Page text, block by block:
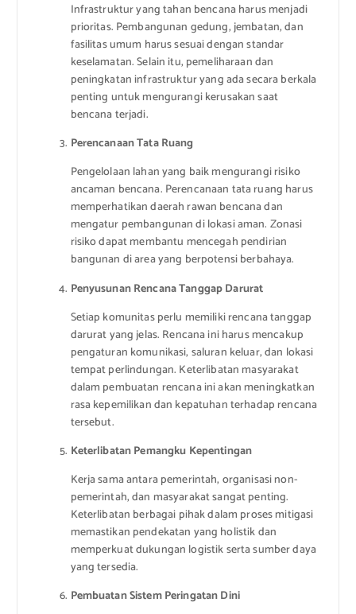
Infrastruktur yang tahan bencana harus menjadi
prioritas. Pembangunan gedung, jembatan, dan
fasilitas umum harus sesuai dengan standar
keselamatan. Selain itu, pemeliharaan dan
peningkatan infrastruktur yang ada secara berkala
penting untuk mengurangi kerusakan saat
bencana terjadi.
Perencanaan Tata Ruang
Pengelolaan lahan yang baik mengurangi risiko
ancaman bencana. Perencanaan tata ruang harus
memperhatikan daerah rawan bencana dan
mengatur pembangunan di lokasi aman. Zonasi
risiko dapat membantu mencegah pendirian
bangunan di area yang berpotensi berbahaya.
Penyusunan Rencana Tanggap Darurat
Setiap komunitas perlu memiliki rencana tanggap
darurat yang jelas. Rencana ini harus mencakup
pengaturan komunikasi, saluran keluar, dan lokasi
tempat perlindungan. Keterlibatan masyarakat
dalam pembuatan rencana ini akan meningkatkan
rasa kepemilikan dan kepatuhan terhadap rencana
tersebut.
Keterlibatan Pemangku Kepentingan
Kerja sama antara pemerintah, organisasi non-
pemerintah, dan masyarakat sangat penting.
Keterlibatan berbagai pihak dalam proses mitigasi
memastikan pendekatan yang holistik dan
memperkuat dukungan logistik serta sumber daya
yang tersedia.
Pembuatan Sistem Peringatan Dini